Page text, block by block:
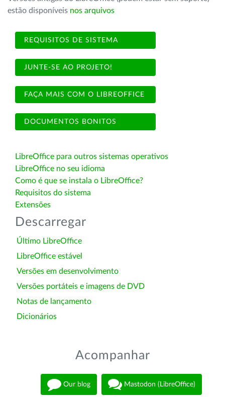
estão disponíveis nos arquivos
REQUISITOS DE SISTEMA
JUNTE-SE AO PROJETO!
FAÇA MAIS COM O LIBREOFFICE
DOCUMENTOS BONITOS
LibreOffice para outros sistemas operativos
LibreOffice no seu idioma
Como é que se instala o LibreOffice?
Requisitos do sistema
Extensões
Descarregar
Último LibreOffice
LibreOffice estável
Versões em desenvolvimento
Versões portáteis e imagens de DVD
Notas de lançamento
Dicionários
Acompanhar
Our blog Mastodon (LibreOffice)